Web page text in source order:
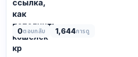
ссылка,
как
пополнить
кошелёк
кр
0ตอบกลับ 1,644การดู